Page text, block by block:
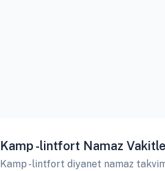
Kamp -lintfort Namaz
Kamp -lintfort diyanet namaz